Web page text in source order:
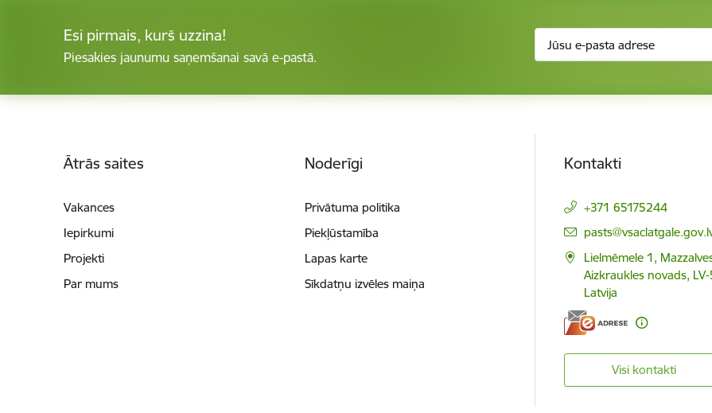
Esi pirmais, kurš uzzina!
Piesakies jaunumu saņemšanai savā e-pastā.
Ātrās saites
Vakances
Iepirkumi
Projekti
Par mums
Noderīgi
Privātuma politika
Piekļūstamība
Lapas karte
Sīkdatņu izvēles maiņa
Kontakti
+371 65175244
E-pasts:
Lielmēmele 1,
Aizkraukles novads,
Latvija
Visi kontakti